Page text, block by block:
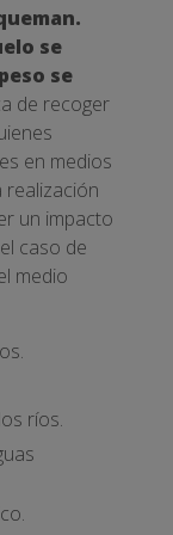
se
se
de recoger
en medios
realización
un impacto
caso de
medio
ríos.